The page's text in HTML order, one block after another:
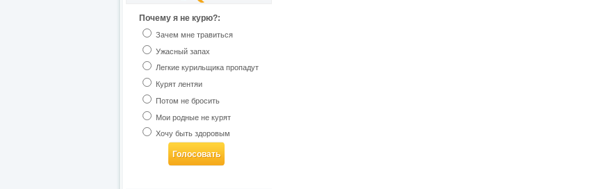
Почему я не курю?:
Зачем мне травиться
Ужасный запах
Легкие курильщика пропадут
Курят лентяи
Потом не бросить
Мои родные не курят
Хочу быть здоровым